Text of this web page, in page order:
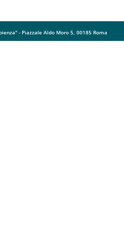
- Piazzale Aldo Moro 5, 00185 Roma